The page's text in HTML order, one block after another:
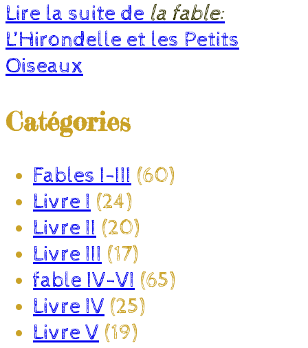
Lire la suite de la fable:
L’Hirondelle et les Petits
Oiseaux
Catégories
Fables I-III (60)
Livre I (24)
Livre II (20)
Livre III (17)
fable IV-VI (65)
Livre IV (25)
Livre V (19)